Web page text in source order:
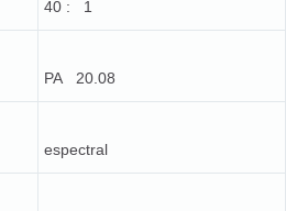
40 : 1
PA 20.08
espectral